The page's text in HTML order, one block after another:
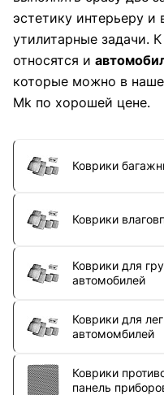
эстетику интерьеру и
утилитарные задачи.
относятся и
которые можно в
Mk по хорошей цене.
Коврики
Коврики
Коврики для
автомобилей
Коврики для
автомомбилей
Коврики
панель